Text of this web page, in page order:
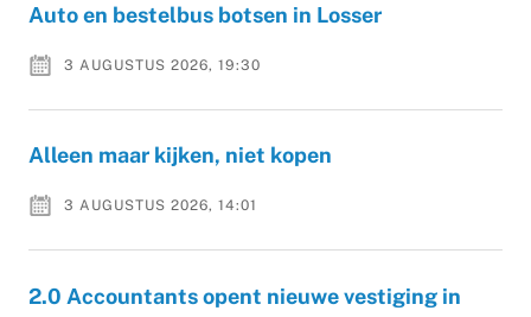
Auto en bestelbus botsen in Losser
3 AUGUSTUS 2026, 19:30
Alleen maar kijken, niet kopen
3 AUGUSTUS 2026, 14:01
2.0 Accountants opent nieuwe vestiging in